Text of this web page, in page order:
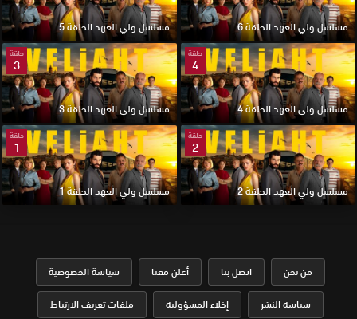
مسلسل ولي العهد الحلقة 6 مسلسل ولي العهد الحلقة 5
حلقة
4
مسلسل ولي العهد الحلقة 4
حلقة
3
مسلسل ولي العهد الحلقة 3
حلقة
2
مسلسل ولي العهد الحلقة 2
حلقة
1
مسلسل ولي العهد الحلقة 1
من نحن اتصل بنا أعلن معنا
سياسة الخصوصية
سياسة النشر
إخلاء المسؤولية ملفات تعريف الارتباط